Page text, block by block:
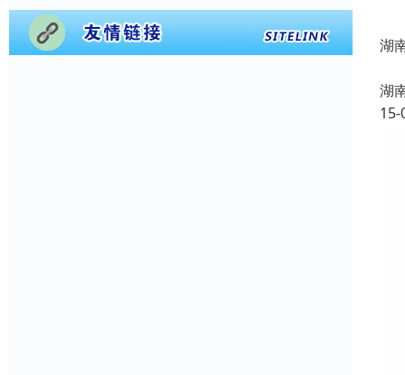
湖
湖
15-